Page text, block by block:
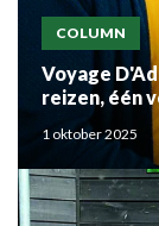
COLUMN
Voyage
reizen, één
Mouden
1 oktober 2025